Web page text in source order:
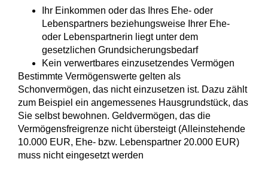
Ihr Einkommen oder das Ihres Ehe- oder
Lebenspartners beziehungsweise Ihrer Ehe-
oder Lebenspartnerin liegt unter dem
gesetzlichen Grundsicherungsbedarf
Kein verwertbares einzusetzendes Vermögen
Bestimmte Vermögenswerte gelten als
Schonvermögen, das nicht einzusetzen ist. Dazu zählt
zum Beispiel ein angemessenes Hausgrundstück, das
Sie selbst bewohnen. Geldvermögen, das die
Vermögensfreigrenze nicht übersteigt (Alleinstehende
10.000 EUR, Ehe- bzw. Lebenspartner 20.000 EUR)
muss nicht eingesetzt werden